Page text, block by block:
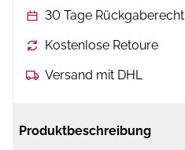
30 Tage Rückgaberecht
Kostenlose Retoure
Versand mit DHL
Produktbeschreibung